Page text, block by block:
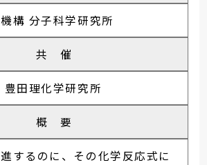
構 分子科学研究所
共 催
田理化学研究所
概 要
するのに、その化学反応式に